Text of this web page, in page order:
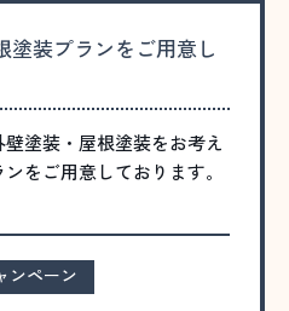
塗装プランをご用意し
塗装・屋根塗装をお考え
をご用意しております。
ンペーン